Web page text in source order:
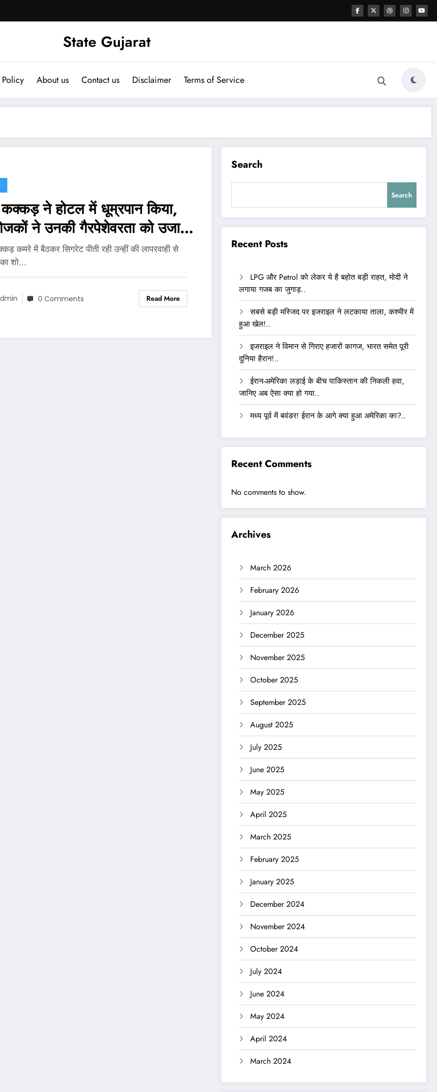
State Gujarat
About us Contact us Disclaimer Terms of Service
ने होटल में धूम्रपान किया,
ने उनकी गैरपेशेवरता को उजागर
कमरे में बैठकर सिगरेट पीती रही उन्हीं की लापरवाही से
शो…
0 Comments Read More
Search
Search
Recent Posts
LPG और Petrol को लेकर ये है बहोत बड़ी राहत, मोदी ने
लगाया गजब का जुगाड़..
सबसे बड़ी मस्जिद पर इजराइल ने लटकाया ताला, कश्मीर में
हुआ खेल!..
इजराइल ने विमान से गिराए हजारों कागज, भारत समेत पूरी
दुनिया हैरान!..
ईरान-अमेरिका लड़ाई के बीच पाकिस्तान की निकली हवा,
जानिए अब ऐसा क्या हो गया..
मध्य पूर्व में बवंडर! ईरान के आगे क्या हुआ अमेरिका का?..
Recent Comments
No comments to show.
Archives
March 2026
February 2026
January 2026
December 2025
November 2025
October 2025
September 2025
August 2025
July 2025
June 2025
May 2025
April 2025
March 2025
February 2025
January 2025
December 2024
November 2024
October 2024
July 2024
June 2024
May 2024
April 2024
March 2024